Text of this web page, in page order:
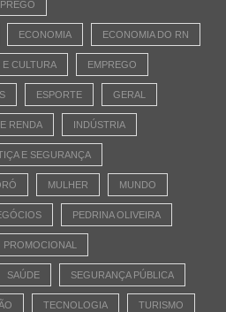
ECONOMIA ECONOMIA DO RN
E CULTURA EMPREGO
ESPORTE GERAL
RENDA INDÚSTRIA
E SEGURANÇA
MULHER MUNDO
PEDRINA OLIVEIRA
PROMOCIONAL
SAÚDE SEGURANÇA PÚBLICA
TECNOLOGIA TURISMO